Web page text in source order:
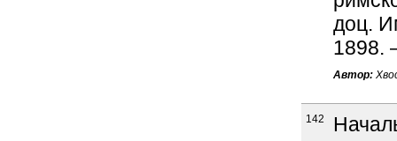
доц.
1898.
Автор:
142